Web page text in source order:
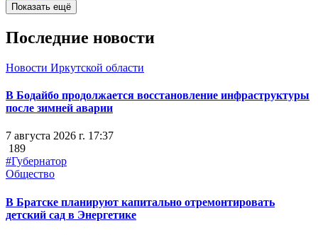
Показать ещё
Последние новости
Новости Иркутской области
В Бодайбо продолжается восстановление инфраструктуры
после зимней аварии
7 августа 2026 г. 17:37
189
#Губернатор
Общество
В Братске планируют капитально отремонтировать
детский сад в Энергетике